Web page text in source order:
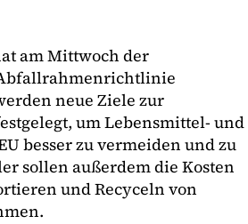
am Mittwoch der
neue Ziele zur
um Lebensmittel- und
besser zu vermeiden und zu
sollen außerdem die Kosten
und Recyceln von